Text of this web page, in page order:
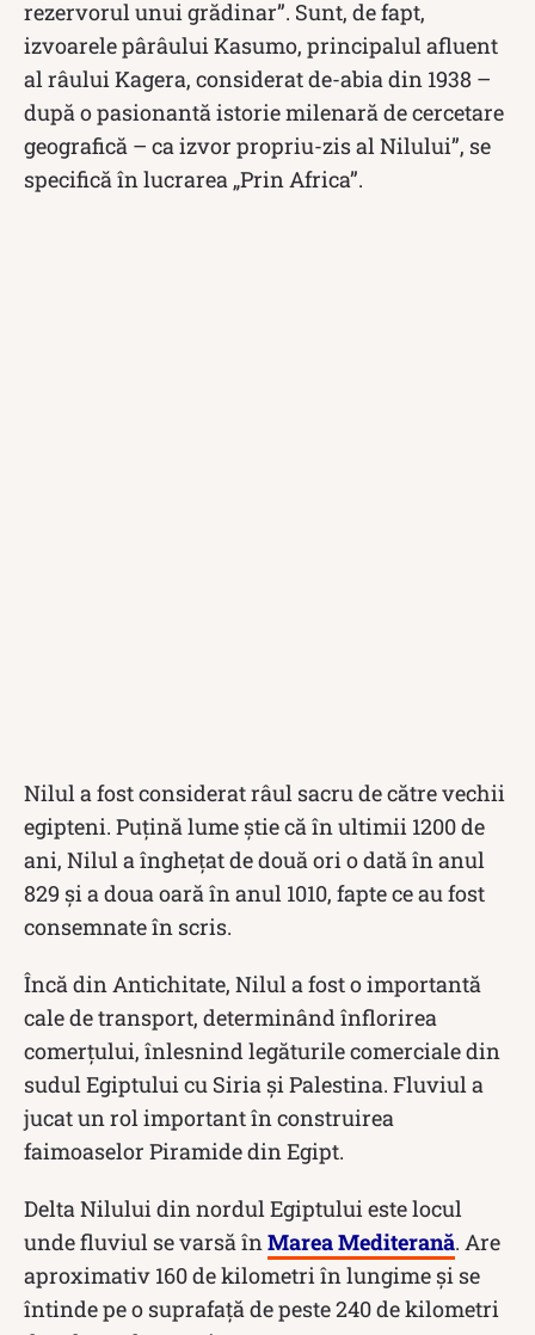
rezervorul unui grădinar”. Sunt, de fapt,
izvoarele pârâului Kasumo, principalul afluent
al râului Kagera, considerat de-abia din 1938 –
după o pasionantă istorie milenară de cercetare
geografică – ca izvor propriu-zis al Nilului”, se
specifică în lucrarea „Prin Africa”.
Nilul a fost considerat râul sacru de către vechii
egipteni. Puțină lume știe că în ultimii 1200 de
ani, Nilul a înghețat de două ori o dată în anul
829 și a doua oară în anul 1010, fapte ce au fost
consemnate în scris.
Încă din Antichitate, Nilul a fost o importantă
cale de transport, determinând înflorirea
comerțului, înlesnind legăturile comerciale din
sudul Egiptului cu Siria și Palestina. Fluviul a
jucat un rol important în construirea
faimoaselor Piramide din Egipt.
Delta Nilului din nordul Egiptului este locul
unde fluviul se varsă înMarea Mediterană. Are
aproximativ 160 de kilometri în lungime și se
întinde pe o suprafață de peste 240 de kilometri